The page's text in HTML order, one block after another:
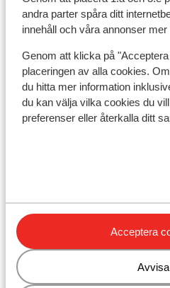
andra parter spåra ditt
innehåll och våra annonser
Genom att klicka på
placeringen av alla cookies.
du hitta mer information
du kan välja vilka cookies du
preferenser eller återkalla ditt
Acceptera
Avvisa
Joyce
Familj
Visa alla 45
Läge
Avstånd till stranden ca